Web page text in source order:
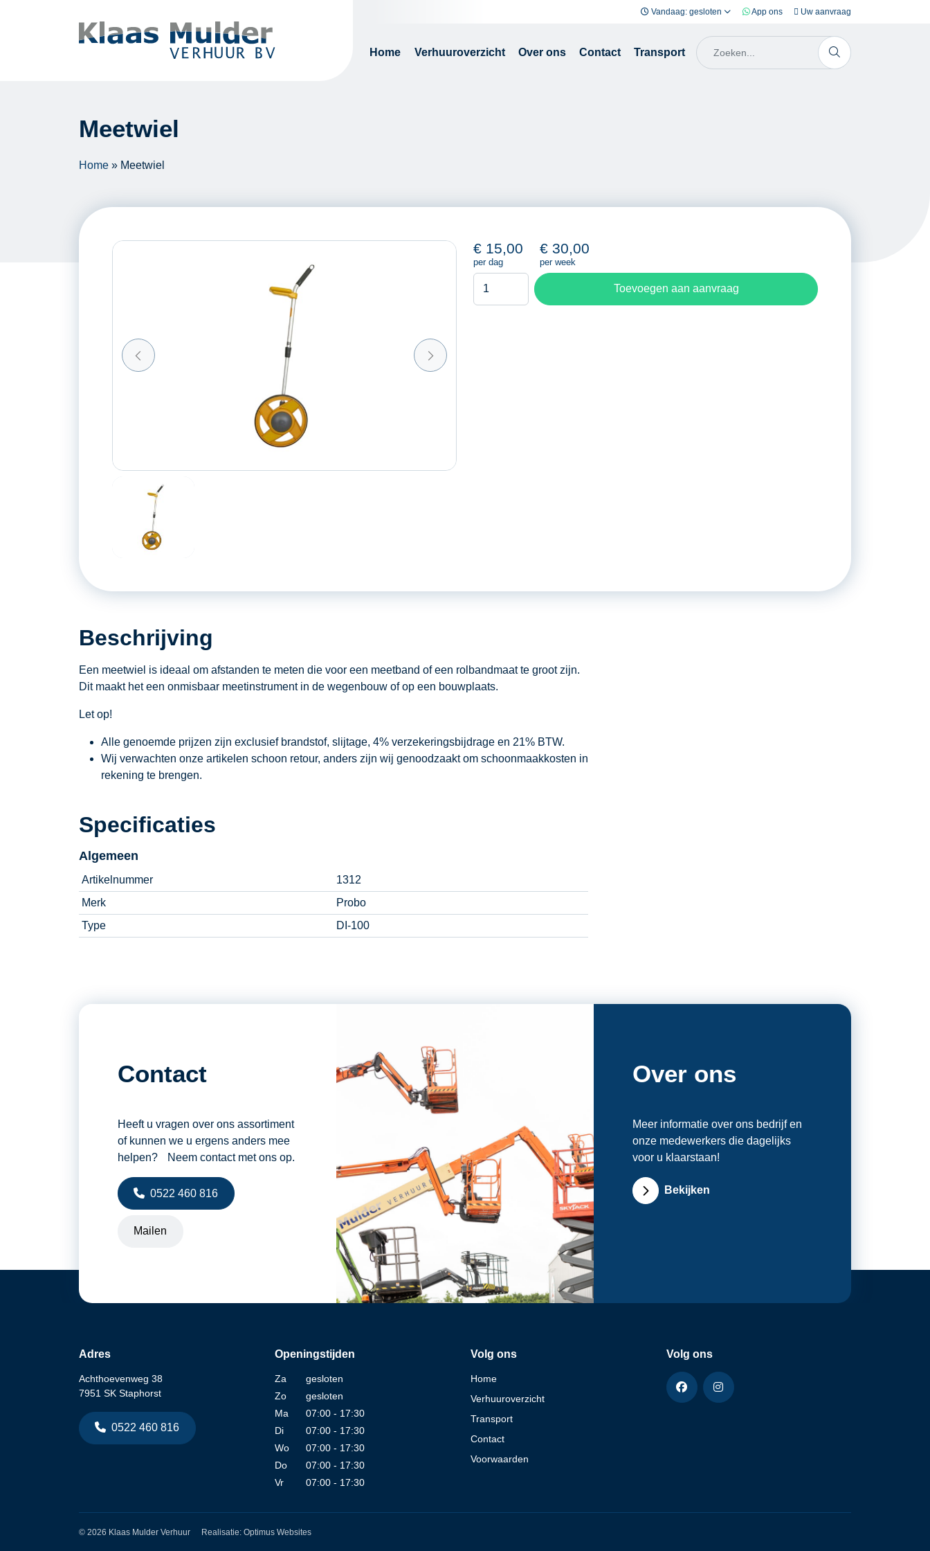
Vandaag: gesloten App ons Uw aanvraag
Home Verhuuroverzicht Over ons Contact Transport
Meetwiel
Home » Meetwiel
€ 15,00
per dag
€ 30,00
per week
Toevoegen aan aanvraag
Beschrijving
Een meetwiel is ideaal om afstanden te meten die voor een meetband of een rolbandmaat te groot zijn.
Dit maakt het een onmisbaar meetinstrument in de wegenbouw of op een bouwplaats.
Let op!
Alle genoemde prijzen zijn exclusief brandstof, slijtage, 4% verzekeringsbijdrage en 21% BTW.
Wij verwachten onze artikelen schoon retour, anders zijn wij genoodzaakt om schoonmaakkosten in
rekening te brengen.
Specificaties
Algemeen
Artikelnummer
1312
Merk
Probo
Type
DI-100
Contact
Heeft u vragen over ons assortiment
of kunnen we u ergens anders mee
helpen? Neem contact met ons op.
0522 460 816
Mailen
Over ons
Meer informatie over ons bedrijf en
onze medewerkers die dagelijks
voor u klaarstaan!
Bekijken
Adres
Achthoevenweg 38
7951 SK Staphorst
0522 460 816
Openingstijden
Za
gesloten
Zo
gesloten
Ma
07:00 - 17:30
Di
07:00 - 17:30
Wo
07:00 - 17:30
Do
07:00 - 17:30
Vr
07:00 - 17:30
Volg ons
Home
Verhuuroverzicht
Transport
Contact
Voorwaarden
Volg ons
© 2026 Klaas Mulder Verhuur Realisatie: Optimus Websites